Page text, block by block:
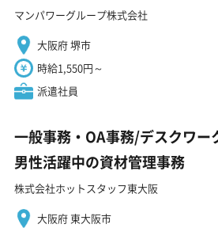
マンパワーグループ株式会社
大阪府 堺市
時給1,550円～
派遣社員
一般事務・OA事務/デスクワー
男性活躍中の資材管理事務
株式会社ホットスタッフ東大阪
大阪府 東大阪市